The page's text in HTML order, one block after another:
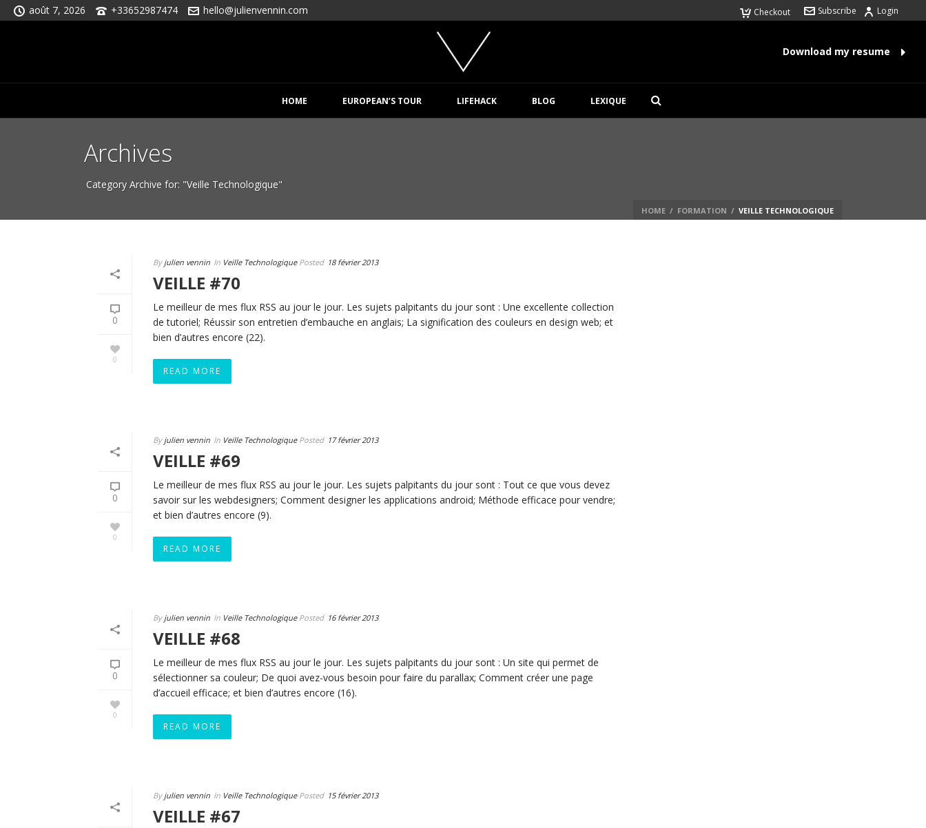
août 7, 2026 +33652987474 hello@julienvennin.com Login
Subscribe
Checkout
HOME EUROPEAN’S TOUR LIFEHACK BLOG LEXIQUE
Download my resume
Archives
Category Archive for: "Veille Technologique"
HOME / FORMATION / VEILLE TECHNOLOGIQUE
0
0
By julien vennin In Veille TechnologiquePosted 18 février 2013
VEILLE #70
Le meilleur de mes flux RSS au jour le jour. Les sujets palpitants du jour sont : Une excellente collection
de tutoriel; Réussir son entretien d’embauche en anglais; La signification des couleurs en design web; et
bien d’autres encore (22).
READ MORE
0
0
By julien vennin In Veille TechnologiquePosted 17 février 2013
VEILLE #69
Le meilleur de mes flux RSS au jour le jour. Les sujets palpitants du jour sont : Tout ce que vous devez
savoir sur les webdesigners; Comment designer les applications android; Méthode efficace pour vendre;
et bien d’autres encore (9).
READ MORE
0
0
By julien vennin In Veille TechnologiquePosted 16 février 2013
VEILLE #68
Le meilleur de mes flux RSS au jour le jour. Les sujets palpitants du jour sont : Un site qui permet de
sélectionner sa couleur; De quoi avez-vous besoin pour faire du parallax; Comment créer une page
d’accueil efficace; et bien d’autres encore (16).
READ MORE
By julien vennin In Veille TechnologiquePosted 15 février 2013
VEILLE #67